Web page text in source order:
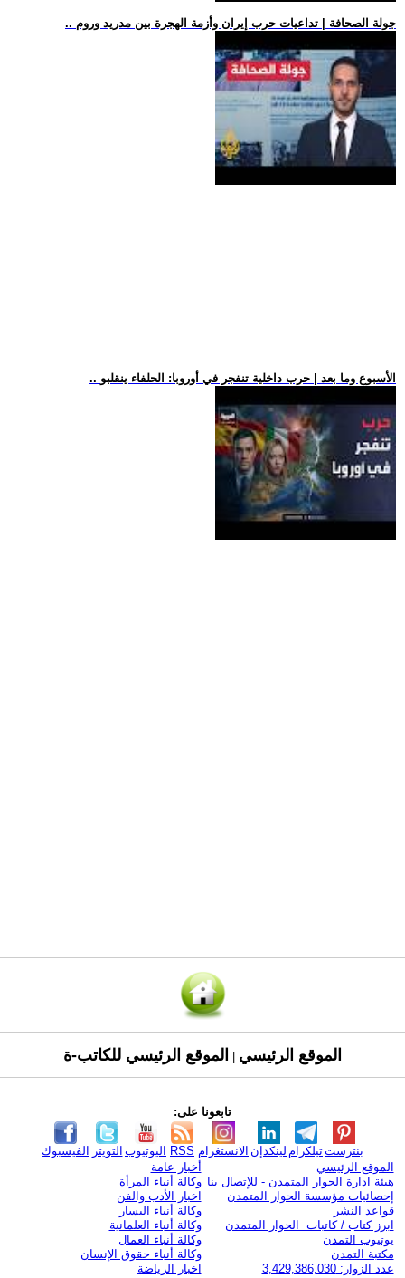
.. جولة الصحافة | تداعيات حرب إيران وأزمة الهجرة بين مدريد وروم
.. الأسبوع وما بعد | حرب داخلية تنفجر في أوروبا: الحلفاء ينقلبو
الموقع الرئيسي الموقع الرئيسي للكاتب-ة
تابعونا على:
الفيسبوك التويتر اليوتيوب RSS الانستغرام لينكدإن تيلكرامبنترست
الموقع الرئيسي
هيئة ادارة الحوار المتمدن - للإتصال بنا
إحصائيات مؤسسة الحوار المتمدن
قواعد النشر
ابرز كتاب / كاتبات الحوار المتمدن
يوتيوب التمدن
مكتبة التمدن
عدد الزوار: 3,429,386,030
أخبار عامة
وكالة أنباء المرأة
اخبار الأدب والفن
وكالة أنباء اليسار
وكالة أنباء العلمانية
وكالة أنباء العمال
وكالة أنباء حقوق الإنسان
اخبار الرياضة